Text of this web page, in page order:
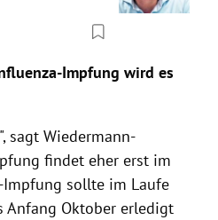
Impfung wird es
sagt Wiedermann-
findet eher erst im
Impfung sollte im Laufe
Anfang Oktober erledigt